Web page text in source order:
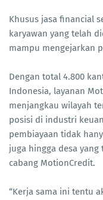
Khusus jasa financial
karyawan yang telah
mampu mengejarkan
Dengan total 4.800
Indonesia, layanan
menjangkau wilayah
posisi di industri
pembiayaan tidak
juga hingga desa
cabang MotionCredit.
“Kerja sama ini tentu